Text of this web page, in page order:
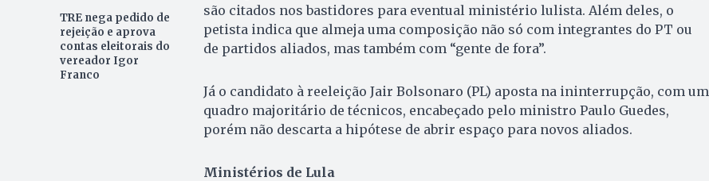
TRE nega pedido de
rejeição e aprova
contas eleitorais do
vereador Igor
Franco
são citados nos bastidores para eventual ministério lulista. Além deles, o
petista indica que almeja uma composição não só com integrantes do PT ou
de partidos aliados, mas também com “gente de fora”.
Já o candidato à reeleição Jair Bolsonaro (PL) aposta na ininterrupção, com um
quadro majoritário de técnicos, encabeçado pelo ministro Paulo Guedes,
porém não descarta a hipótese de abrir espaço para novos aliados.
Ministérios de Lula